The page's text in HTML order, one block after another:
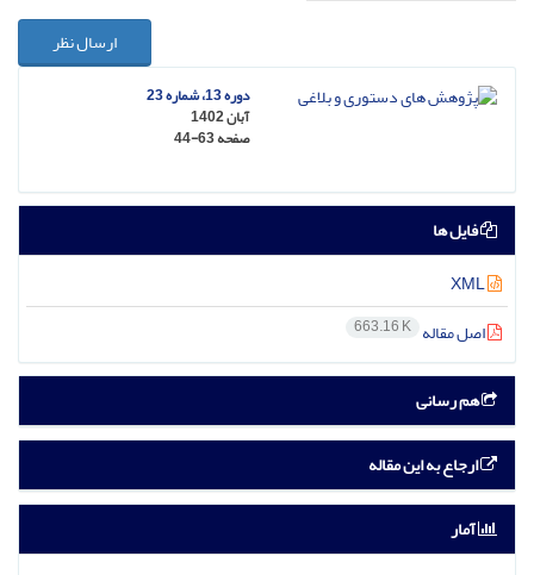
ارسال نظر
دوره 13، شماره 23
آبان 1402
صفحه44-63
فایل ها
اصل مقاله 663.16 K
هم رسانی
ارجاع به این مقاله
آمار